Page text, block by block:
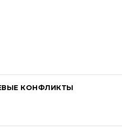
КОНФЛИКТЫ